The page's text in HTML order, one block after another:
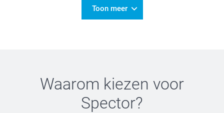
Toon meer
Waarom kiezen voor
Spector?